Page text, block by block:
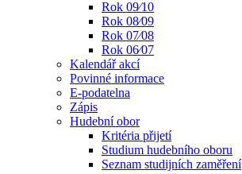
Rok 09⁄10
Rok 08⁄09
Rok 07⁄08
Rok 06⁄07
Kalendář akcí
Povinné informace
E-podatelna
Zápis
Hudební obor
Kritéria přijetí
Studium hudebního oboru
Seznam studijních zaměření